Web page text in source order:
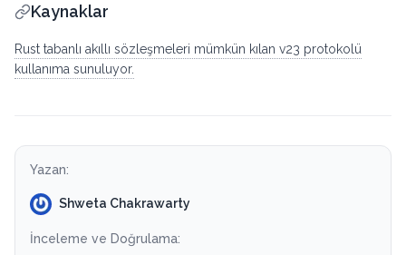
Kaynaklar
Rust tabanlı akıllı sözleşmeleri mümkün kılan v23 protokolü
kullanıma sunuluyor.
Yazan:
Shweta Chakrawarty
İnceleme ve Doğrulama: